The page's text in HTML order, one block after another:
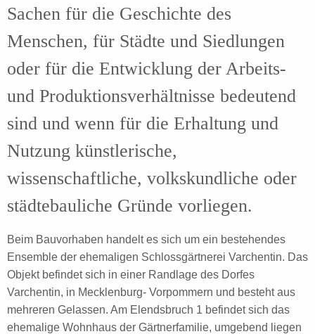
Sachen für die Geschichte des
Menschen, für Städte und Siedlungen
oder für die Entwicklung der Arbeits-
und Produktionsverhältnisse bedeutend
sind und wenn für die Erhaltung und
Nutzung künstlerische,
wissenschaftliche, volkskundliche oder
städtebauliche Gründe vorliegen.
Beim Bauvorhaben handelt es sich um ein bestehendes
Ensemble der ehemaligen Schlossgärtnerei Varchentin. Das
Objekt befindet sich in einer Randlage des Dorfes
Varchentin, in Mecklenburg- Vorpommern und besteht aus
mehreren Gelassen. Am Elendsbruch 1 befindet sich das
ehemalige Wohnhaus der Gärtnerfamilie, umgebend liegen